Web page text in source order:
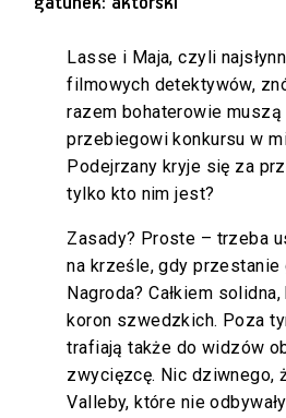
Lasse i Maja, czyli
filmowych detektywów,
razem bohaterowie
przebiegowi konkursu w
Podejrzany kryje się za
tylko kto nim jest?
Zasady? Proste – trzeba
na krześle, gdy przestanie
Nagroda? Całkiem
koron szwedzkich. Poza
trafiają także do widzów
zwycięzcę. Nic dziwnego,
Valleby, które nie